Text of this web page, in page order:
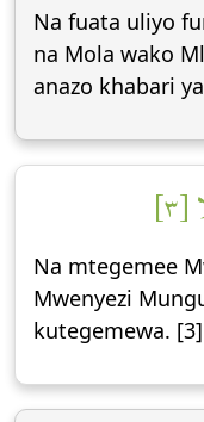
Na fuata uliyo
na Mola wako
anazo khabari
Na mtegemee
Mwenyezi
kutegemewa. [3]